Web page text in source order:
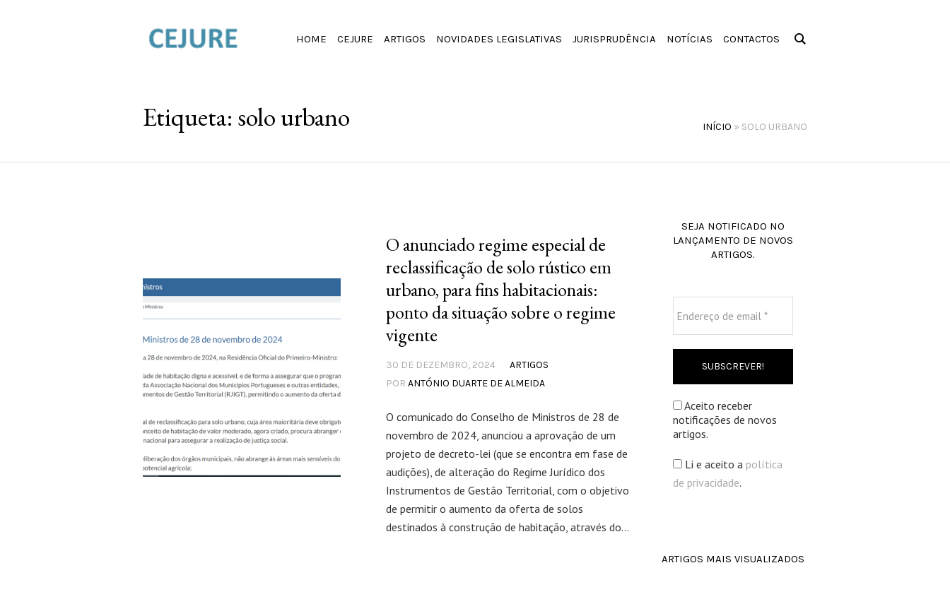
HOME CEJURE ARTIGOS NOVIDADES LEGISLATIVAS JURISPRUDÊNCIA NOTÍCIAS CONTACTOS
Etiqueta: solo urbano INÍCIO » SOLO URBANO
O anunciado regime especial de
reclassificação de solo rústico em
urbano, para fins habitacionais:
ponto da situação sobre o regime
vigente
30 DE DEZEMBRO, 2024
ARTIGOS
POR ANTÓNIO DUARTE DE ALMEIDA
O comunicado do Conselho de Ministros de 28 de
novembro de 2024, anunciou a aprovação de um
projeto de decreto-lei (que se encontra em fase de
audições), de alteração do Regime Jurídico dos
Instrumentos de Gestão Territorial, com o objetivo
de permitir o aumento da oferta de solos
destinados à construção de habitação, através do...
SEJA NOTIFICADO NO
LANÇAMENTO DE NOVOS
ARTIGOS.
de
email
*
Aceito receber
notificações de novos
artigos.
Li e aceito a política
de privacidade.
ARTIGOS MAIS VISUALIZADOS